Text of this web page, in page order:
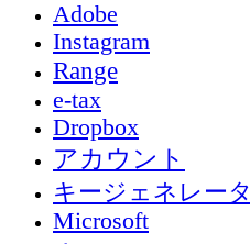
Adobe
Instagram
Range
e-tax
Dropbox
アカウント
キージェネレータ
Microsoft